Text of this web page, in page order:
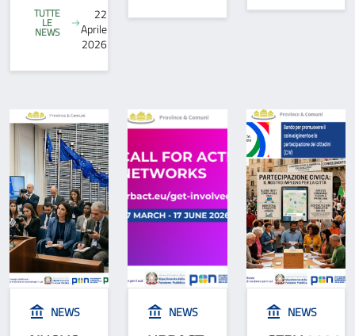
TUTTE
LE
NEWS
22
Aprile
2026
NEWS NEWS NEWS